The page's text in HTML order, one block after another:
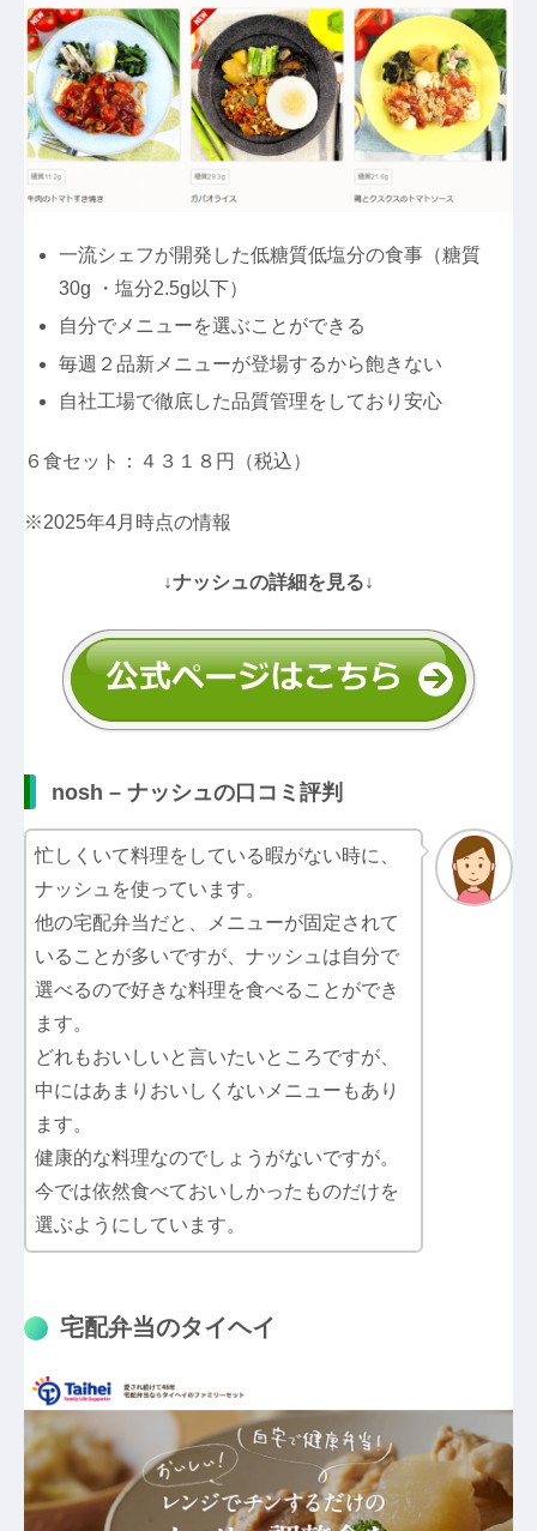
一流シェフが開発した低糖質低塩分の食事（糖質
30g ・塩分2.5g以下）
自分でメニューを選ぶことができる
毎週２品新メニューが登場するから飽きない
自社工場で徹底した品質管理をしており安心
６食セット：４３１８円（税込）
※2025年4月時点の情報
↓ナッシュの詳細を見る↓
nosh – ナッシュの口コミ評判
忙しくいて料理をしている暇がない時に、
ナッシュを使っています。
他の宅配弁当だと、メニューが固定されて
いることが多いですが、ナッシュは自分で
選べるので好きな料理を食べることができ
ます。
どれもおいしいと言いたいところですが、
中にはあまりおいしくないメニューもあり
ます。
健康的な料理なのでしょうがないですが。
今では依然食べておいしかったものだけを
選ぶようにしています。
宅配弁当のタイヘイ